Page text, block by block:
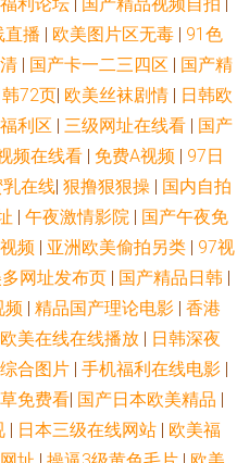
欧美 五月天伊人影院 伊人午夜理论
影院 18网页禁解衣 a女v片电影探
91在线视频国产 国产91青青视频
成人浮力影院 黄色片网站 久久韩
性欧美 韩国黄色av 久久草超碰 欧
的黄色网址 www久久草在线 国产
网 成人牲爱午夜剧场 韩日一区二区
电影 91原创视频在线 韩国av无码
直播 | 欧美图片区无毒 | 91色
| 国产卡一二三四区 | 国产精
韩72页| 欧美丝袜剧情 | 日韩欧
利区 | 三级网址在线看 | 国产
频在线看 | 免费A视频 | 97日
在线| 狠撸狠狠操 | 国内自拍
| 午夜激情影院 | 国产午夜免
频 | 亚洲欧美偷拍另类 | 97视
网址发布页 | 国产精品日韩 |
频 | 精品国产理论电影 | 香港
欧美在线在线播放 | 日韩深夜
合图片 | 手机福利在线电影 |
免费看| 国产日本欧美精品 |
| 日本三级在线网站 | 欧美福